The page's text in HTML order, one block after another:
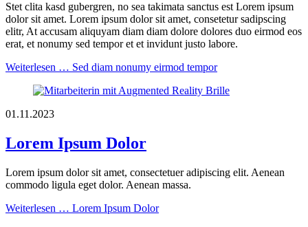
Stet clita kasd gubergren, no sea takimata sanctus est Lorem ipsum
dolor sit amet. Lorem ipsum dolor sit amet, consetetur sadipscing
elitr, At accusam aliquyam diam diam dolore dolores duo eirmod eos
erat, et nonumy sed tempor et et invidunt justo labore.
Weiterlesen … Sed diam nonumy eirmod tempor
01.11.2023
Lorem Ipsum Dolor
Lorem ipsum dolor sit amet, consectetuer adipiscing elit. Aenean
commodo ligula eget dolor. Aenean massa.
Weiterlesen … Lorem Ipsum Dolor